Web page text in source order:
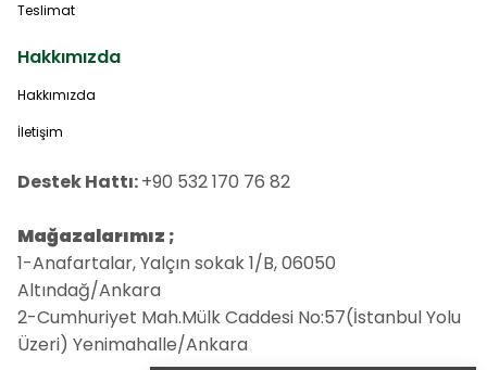
Teslimat
Hakkımızda
Hakkımızda
İletişim
Destek Hattı:+90 532 170 76 82
Mağazalarımız ;
1-Anafartalar, Yalçın sokak 1/B, 06050
Altındağ/Ankara
2-Cumhuriyet Mah.Mülk Caddesi No:57(İstanbul Yolu
Üzeri) Yenimahalle/Ankara